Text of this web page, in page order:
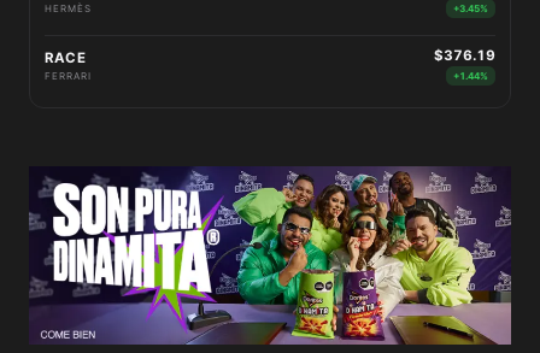
HERMÈS +3.45%
RACE
FERRARI
$376.19
+1.44%